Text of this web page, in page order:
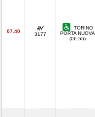
07.40
3177
TORINO
PORTA NUOVA
(06.55)